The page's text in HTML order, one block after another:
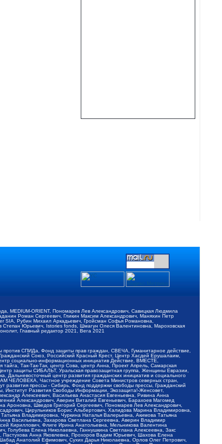
MEDIUM-ORIENT, Пономарев Лев Александрович, Савицкая Людмила
Роман Сергеевич, Гликин Максим Александрович, Маняхин Петр
Рубин Михаил Аркадьевич, Гройсман Софья Романовна,
Юрьевич, Istories fonds, Шмагун Олеся Валентиновна, Мароховская
Главный редактор 2021, Вега 2021
СПИДа, Фонд защиты прав граждан, СВЕЧА, Гуманитарное действие,
Союз, Российский Красный Крест, Центр Хасдей Ерушалаим,
социально-информационных инициатив Действие, ВМЕСТЕ,
Так-Так-Так, центр Сова, центр Анна, Проект Апрель, Самарская
защиты СИБАЛЬТ, Уральская правозащитная группа, Женщины Евразии,
Дальневосточный центр развития гражданских инициатив и социального
ЧЕЛОВЕКА, Частное учреждение Совета Министров северных стран,
прессы - Сибирь, Фонд поддержки свободы прессы, Гражданский
Институт Развития Свободы Информации, Экозащита!-Женсовет,
Алексеевич, Васильева Анастасия Евгеньевна, Ривина Анна
Александрович, Аверин Виталий Евгеньевич, Барахоев Магомед
Шведов Григорий Сергеевич, Пономарев Лев Александрович,
Цирульников Борис Альбертович, Халидова Марина Владимировна,
Владимировна, Чуркина Наталья Валерьевна, Акимова Татьяна
Васильевна, Захарова Светлана Сергеевна, Аверин Владимир
Кириллович, Флиге Ирина Анатольевна, Мельникова Валентина
Елена Николаевна, Ганнушкина Светлана Алексеевна, Закс
Анна Яковлевна, Прохоров Вадим Юрьевич, Шахова Елена
Анатолий Ефимович, Сухих Дарья Николаевна, Орлов Олег Петрович,